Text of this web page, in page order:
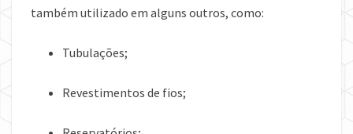
também utilizado em alguns outros, como:
Tubulações;
Revestimentos de fios;